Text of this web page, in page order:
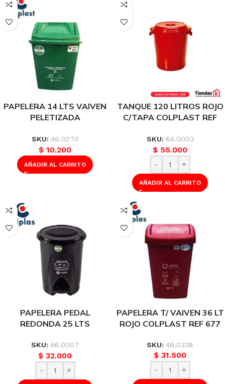
PAPELERA 14 LTS VAIVEN
PELETIZADA
COLPLAST REF 330
SKU: 46.0270
$ 10.200
AÑADIR AL CARRITO
TANQUE 120 LITROS ROJO
C/TAPA COLPLAST REF
SKU: 64.0003
$ 55.000
AÑADIR AL CARRITO
PAPELERA PEDAL
REDONDA 25 LTS
1101
SKU: 46.0007
$ 32.000
PAPELERA T/ VAIVEN 36 LT
ROJO COLPLAST REF 677
SKU: 46.0338
$ 31.500